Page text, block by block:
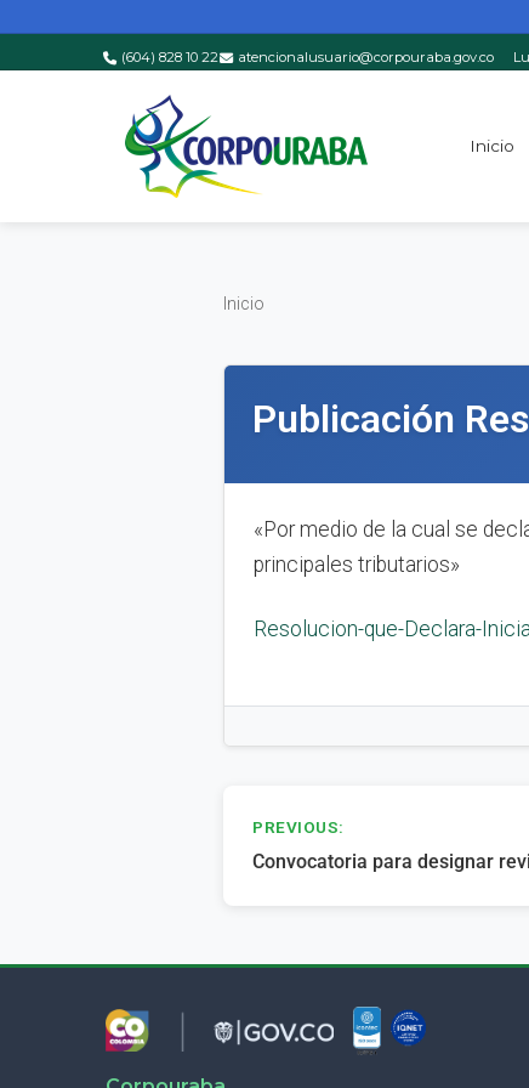
Saltar al contenido principal
(604) 828 10 22 atencionalusuario@corpouraba.gov.co
Inicio
Inicio
Inicio
Publicación
«Por medio de la cual se
principales tributarios»
Resolucion-que-Declara-
Navegación
de
PREVIOUS:
Convocatoria para designar